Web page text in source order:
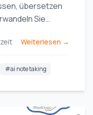
übersetzen
Sie
Weiterlesen →
#ai note taking